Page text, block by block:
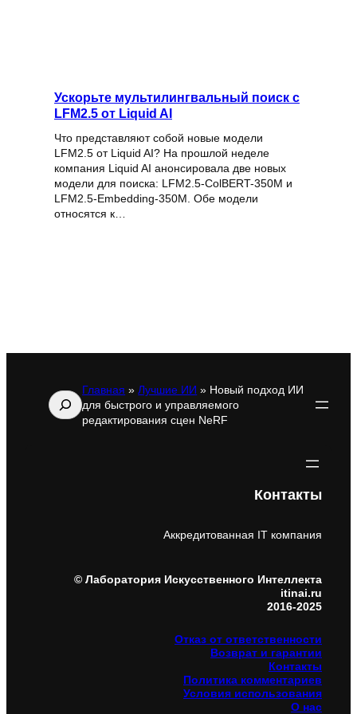
Ускорьте мультилингвальный поиск с
LFM2.5 от Liquid AI
Что представляют собой новые модели
LFM2.5 от Liquid AI? На прошлой неделе
компания Liquid AI анонсировала две новых
модели для поиска: LFM2.5-ColBERT-350M и
LFM2.5-Embedding-350M. Обе модели
относятся к…
Поиск
Главная » Лучшие ИИ » Новый подход ИИ
для быстрого и управляемого
редактирования сцен NeRF
Контакты
Аккредитованная IT компания
© Лаборатория Искусственного Интеллекта
itinai.ru
2016-2025
Отказ от ответственности
Возврат и гарантии
Контакты
Политика комментариев
Условия использования
О нас